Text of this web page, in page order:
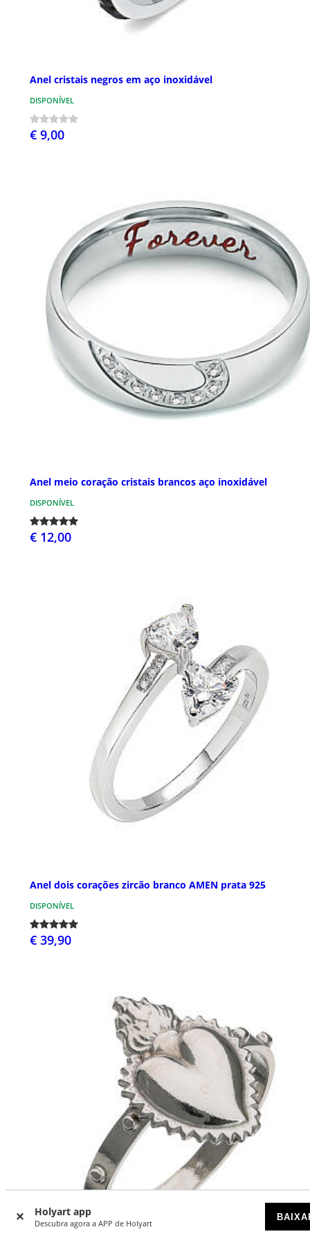
Holyart app
Descubra agora a APP de Holyart
Anel cristais negros em aço inoxidável
DISPONÍVEL
€ 9,00
Anel meio coração cristais brancos aço inoxidável
DISPONÍVEL
€ 12,00
Anel dois corações zircão branco AMEN prata 925
DISPONÍVEL
€ 39,90